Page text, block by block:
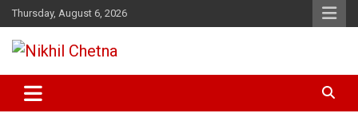
Skip
to
content
Thursday, August 6, 2026
Nikhil Chetna